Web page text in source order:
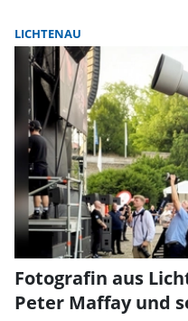
LICHTENAU
Fotografin aus
Peter Maffay und